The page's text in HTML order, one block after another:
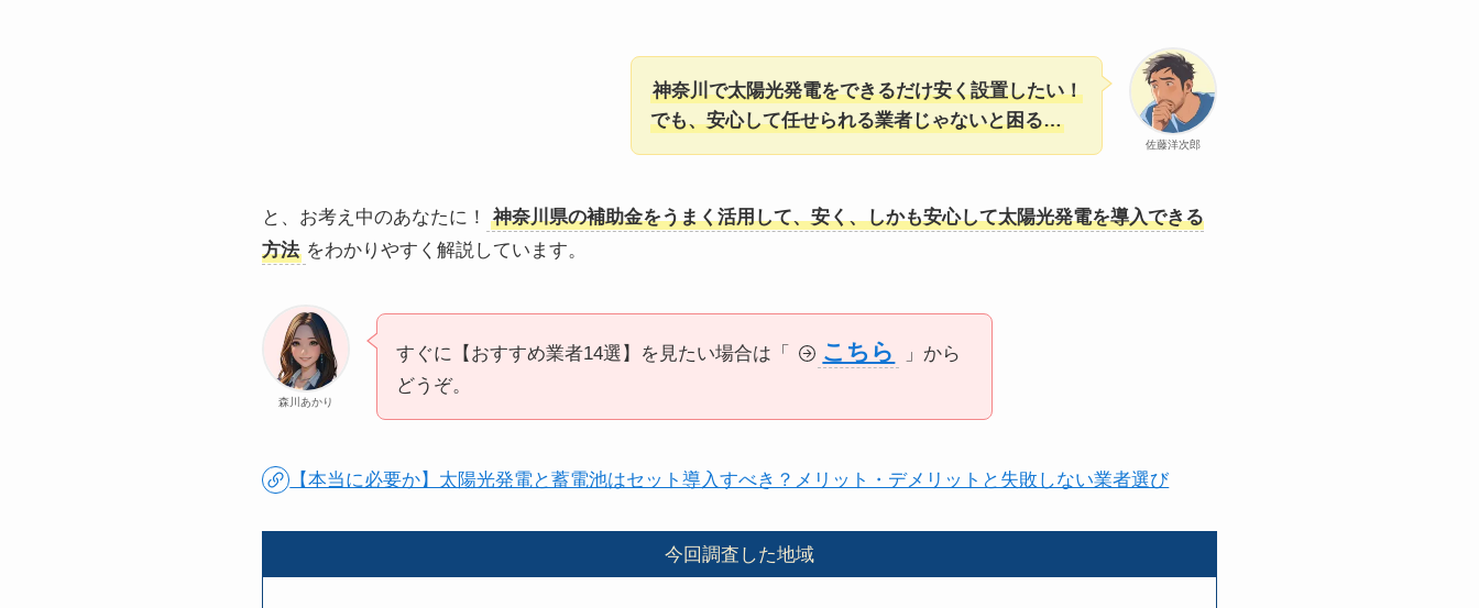
佐藤洋次郎
神奈川で太陽光発電をできるだけ安く設置したい！
でも、安心して任せられる業者じゃないと困る…
と、お考え中のあなたに！
神奈川県の補助金をうまく活用して、安く、しかも安心して太陽光発電を導入できる
方法 をわかりやすく解説しています。
森川あかり
すぐに【おすすめ業者14選】を見たい場合は「 こちら
」から
どうぞ。
【本当に必要か】太陽光発電と蓄電池はセット導入すべき？メリット・デメリットと失敗しない業者選び
今回調査した地域